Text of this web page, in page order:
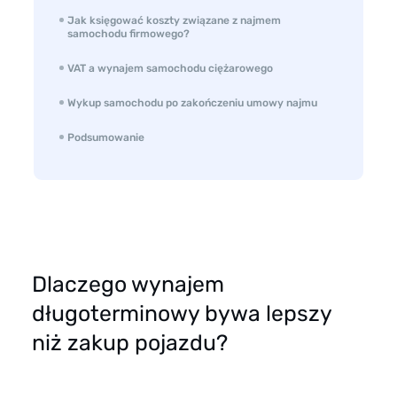
Jak księgować koszty związane z najmem
samochodu firmowego?
VAT a wynajem samochodu ciężarowego
Wykup samochodu po zakończeniu umowy najmu
Podsumowanie
Dlaczego wynajem
długoterminowy bywa lepszy
niż zakup pojazdu?